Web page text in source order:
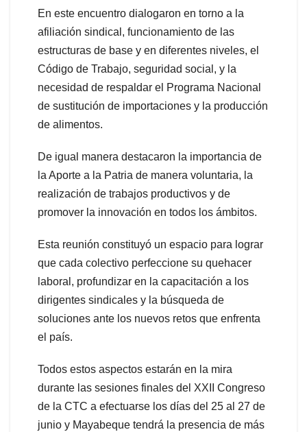
En este encuentro dialogaron en torno a la
afiliación sindical, funcionamiento de las
estructuras de base y en diferentes niveles, el
Código de Trabajo, seguridad social, y la
necesidad de respaldar el Programa Nacional
de sustitución de importaciones y la producción
de alimentos.
De igual manera destacaron la importancia de
la Aporte a la Patria de manera voluntaria, la
realización de trabajos productivos y de
promover la innovación en todos los ámbitos.
Esta reunión constituyó un espacio para lograr
que cada colectivo perfeccione su quehacer
laboral, profundizar en la capacitación a los
dirigentes sindicales y la búsqueda de
soluciones ante los nuevos retos que enfrenta
el país.
Todos estos aspectos estarán en la mira
durante las sesiones finales del XXII Congreso
de la CTC a efectuarse los días del 25 al 27 de
junio y Mayabeque tendrá la presencia de más